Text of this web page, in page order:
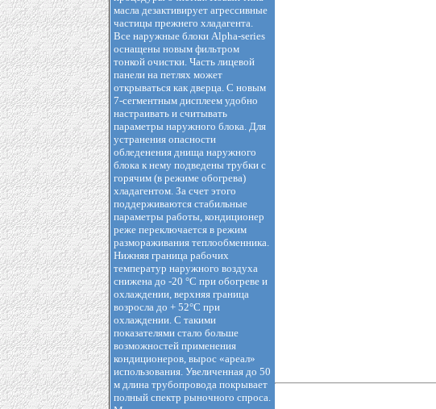
масла дезактивирует агрессивные
частицы прежнего хладагента.
Все наружные блоки Alpha-series
оснащены новым фильтром
тонкой очистки. Часть лицевой
панели на петлях может
открываться как дверца. С новым
7-сегментным дисплеем удобно
настраивать и считывать
параметры наружного блока. Для
устранения опасности
обледенения днища наружного
блока к нему подведены трубки с
горячим (в режиме обогрева)
хладагентом. За счет этого
поддерживаются стабильные
параметры работы, кондиционер
реже переключается в режим
размораживания теплообменника.
Нижняя граница рабочих
температур наружного воздуха
снижена до -20 °С при обогреве и
охлаждении, верхняя граница
возросла до + 52°С при
охлаждении. С такими
показателями стало больше
возможностей применения
кондиционеров, вырос «ареал»
использования. Увеличенная до 50
м длина трубопровода покрывает
полный спектр рыночного спроса.